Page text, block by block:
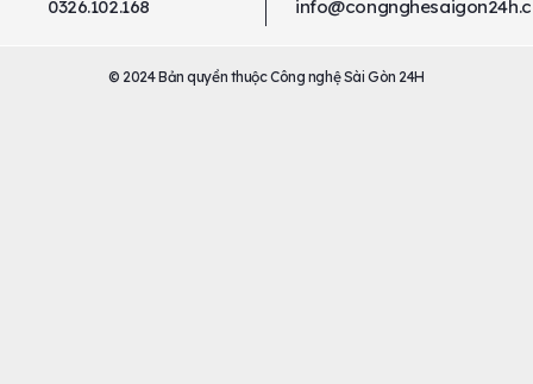
0326.102.168
© 2024 Bản quyền thuộc Công nghệ Sài Gòn 24H